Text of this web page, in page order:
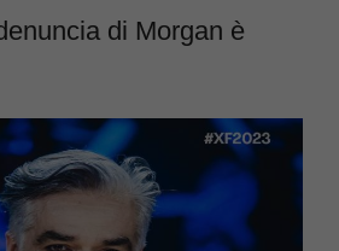
di Morgan è